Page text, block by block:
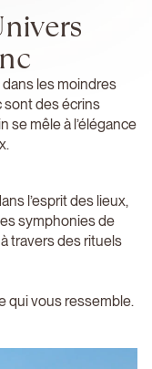
dans les moindres
sont des écrins
se mêle à l’élégance
l’esprit des lieux,
symphonies de
travers des rituels
qui vous ressemble.